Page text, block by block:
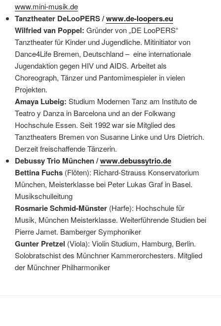
www.mini-musik.de
Tanztheater DeLooPERS /www.de-loopers.eu
Wilfried van Poppel: Gründer von „DE LooPERS“
Tanztheater für Kinder und Jugendliche. Mitinitiator von
Dance4Life Bremen, Deutschland – eine internationale
Jugendaktion gegen HIV und AIDS. Arbeitet als
Choreograph, Tänzer und Pantomimespieler in vielen
Projekten.
Amaya Lubeig: Studium Modernen Tanz am Instituto de
Teatro y Danza in Barcelona und an der Folkwang
Hochschule Essen. Seit 1992 war sie Mitglied des
Tanztheaters Bremen von Susanne Linke und Urs Dietrich.
Derzeit freischaffende Tänzerin.
Debussy Trio München /www.debussytrio.de
Bettina Fuchs (Flöten): Richard-Strauss Konservatorium
München, Meisterklasse bei Peter Lukas Graf in Basel.
Musikschulleitung
Rosmarie Schmid-Münster (Harfe): Hochschule für
Musik, München Meisterklasse. Weiterführende Studien bei
Pierre Jamet. Bamberger Symphoniker
Gunter Pretzel (Viola): Violin Studium, Hamburg, Berlin.
Solobratschist des Münchner Kammerorchesters. Mitglied
der Münchner Philharmoniker